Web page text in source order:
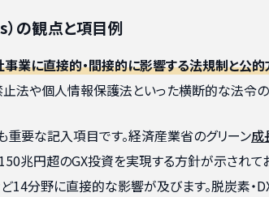
の観点と項目例
業に直接的・間接的に影響する法規制と公
法や個人情報保護法といった横断的な法令
要な記入項目です。経済産業省のグリーン成
兆円超のGX投資を実現する方針が示されて
14分野に直接的な影響が及びます。脱炭素・